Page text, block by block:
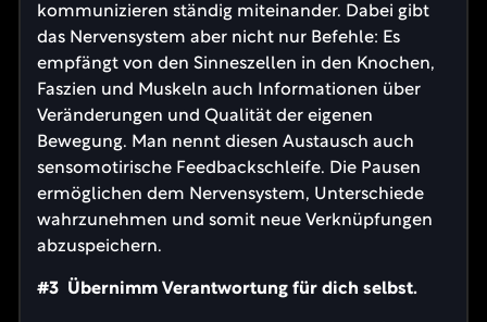
kommunizieren ständig miteinander. Dabei gibt
das Nervensystem aber nicht nur Befehle: Es
empfängt von den Sinneszellen in den Knochen,
Faszien und Muskeln auch Informationen über
Veränderungen und Qualität der eigenen
Bewegung. Man nennt diesen Austausch auch
sensomotirische Feedbackschleife. Die Pausen
ermöglichen dem Nervensystem, Unterschiede
wahrzunehmen und somit neue Verknüpfungen
abzuspeichern.
#3 Übernimm Verantwortung für dich selbst.